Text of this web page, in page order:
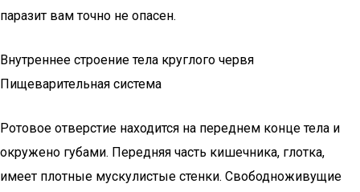
паразит вам точно не опасен.
Внутреннее строение тела круглого червя
Пищеварительная система
Ротовое отверстие находится на переднем конце тела и
окружено губами. Передняя часть кишечника, глотка,
имеет плотные мускулистые стенки. Свободноживущие